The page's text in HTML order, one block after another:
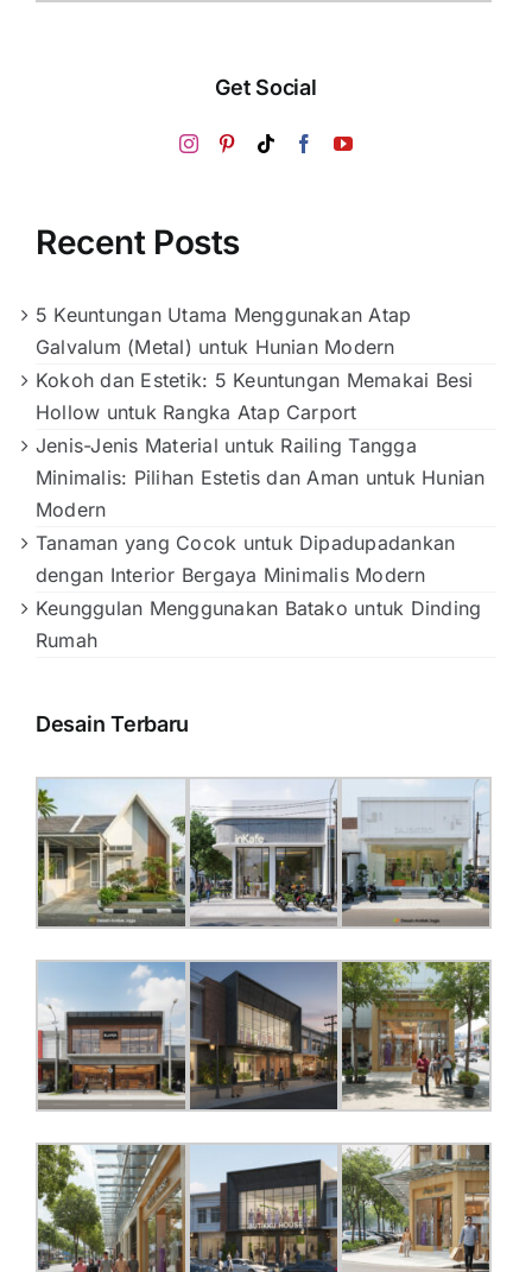
Get Social
Recent Posts
5 Keuntungan Utama Menggunakan Atap
Galvalum (Metal) untuk Hunian Modern
Kokoh dan Estetik: 5 Keuntungan Memakai Besi
Hollow untuk Rangka Atap Carport
Jenis-Jenis Material untuk Railing Tangga
Minimalis: Pilihan Estetis dan Aman untuk Hunian
Modern
Tanaman yang Cocok untuk Dipadupadankan
dengan Interior Bergaya Minimalis Modern
Keunggulan Menggunakan Batako untuk Dinding
Rumah
Desain Terbaru